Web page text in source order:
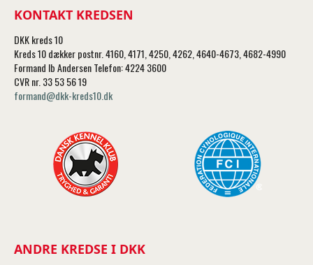
KONTAKT KREDSEN
DKK kreds 10
Kreds 10 dækker postnr. 4160, 4171, 4250, 4262, 4640-4673, 4682-4990
Formand Ib Andersen Telefon: 4224 3600
CVR nr. 33 53 56 19
formand@dkk-kreds10.dk
ANDRE KREDSE I DKK